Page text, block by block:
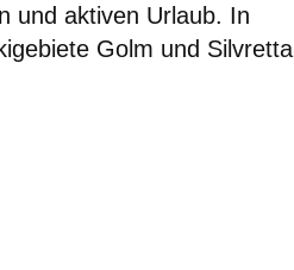
und aktiven Urlaub. In
Golm und Silvretta